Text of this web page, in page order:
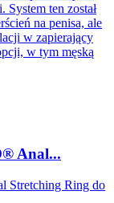
System ten został
na penisa, ale
w zapierający
w tym męską
Anal...